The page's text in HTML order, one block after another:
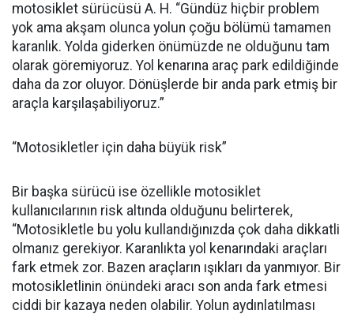
motosiklet sürücüsü A. H. “Gündüz hiçbir problem
yok ama akşam olunca yolun çoğu bölümü tamamen
karanlık. Yolda giderken önümüzde ne olduğunu tam
olarak göremiyoruz. Yol kenarına araç park edildiğinde
daha da zor oluyor. Dönüşlerde bir anda park etmiş bir
araçla karşılaşabiliyoruz.”
“Motosikletler için daha büyük risk”
Bir başka sürücü ise özellikle motosiklet
kullanıcılarının risk altında olduğunu belirterek,
“Motosikletle bu yolu kullandığınızda çok daha dikkatli
olmanız gerekiyor. Karanlıkta yol kenarındaki araçları
fark etmek zor. Bazen araçların ışıkları da yanmıyor. Bir
motosikletlinin önündeki aracı son anda fark etmesi
ciddi bir kazaya neden olabilir. Yolun aydınlatılması